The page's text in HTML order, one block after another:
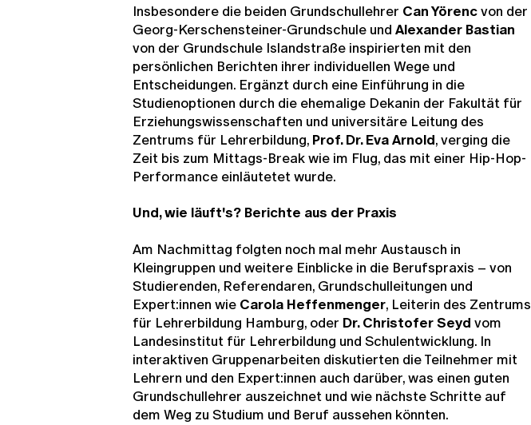
Insbesondere die beiden Grundschullehrer Can Yörencvon der
Georg-Kerschensteiner-Grundschule und Alexander Bastian
von der Grundschule Islandstraße inspirierten mit den
persönlichen Berichten ihrer individuellen Wege und
Entscheidungen. Ergänzt durch eine Einführung in die
Studienoptionen durch die ehemalige Dekanin der Fakultät für
Erziehungswissenschaften und universitäre Leitung des
Zentrums für Lehrerbildung, Prof. Dr. Eva Arnold, verging die
Zeit bis zum Mittags-Break wie im Flug, das mit einer Hip-Hop-
Performance einläutetet wurde.
Und, wie läuft's? Berichte aus der Praxis
Am Nachmittag folgten noch mal mehr Austausch in
Kleingruppen und weitere Einblicke in die Berufspraxis – von
Studierenden, Referendaren, Grundschulleitungen und
Expert:innen wie Carola Heffenmenger, Leiterin des Zentrums
für Lehrerbildung Hamburg, oder Dr. Christofer Seyd vom
Landesinstitut für Lehrerbildung und Schulentwicklung. In
interaktiven Gruppenarbeiten diskutierten die Teilnehmer mit
Lehrern und den Expert:innen auch darüber, was einen guten
Grundschullehrer auszeichnet und wie nächste Schritte auf
dem Weg zu Studium und Beruf aussehen könnten.